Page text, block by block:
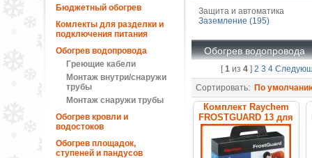
Бюджетный обогрев
Комлекты для разделки и
подключения питания
Обогрев водопровода
Греющие кабели
Монтаж внутри/снаружи
трубы
Монтаж снаружи трубы
Обогрев кровли и
водостоков
Обогрев площадок,
ступеней и пандусов
Защита и автоматика
Заземление (195)
Обогрев водопровода
[1из 4] 2 3 4
Сортировать: По
Комплект Raychem
FROSTGUARD 13 для
обогрева труб